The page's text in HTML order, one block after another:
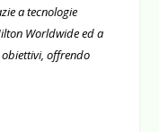
a tecnologie
Worldwide ed a
offrendo